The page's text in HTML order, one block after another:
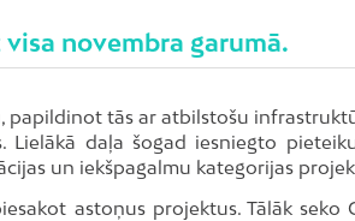
novembra garumā.
papildinot tās ar atbilstošu
daļa šogad iesniegto
un iekšpagalmu kategorijas
astoņus projektus. Tālāk seko